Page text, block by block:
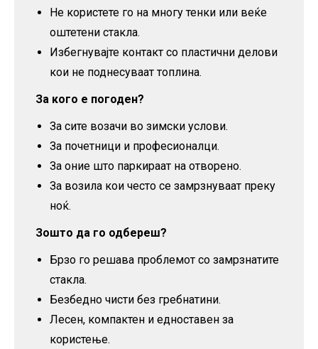
Не користете го на многу тенки или веќе
оштетени стакла.
Избегнувајте контакт со пластични делови
кои не поднесуваат топлина.
За кого е погоден?
За сите возачи во зимски услови.
За почетници и професионалци.
За оние што паркираат на отворено.
За возила кои често се замрзнуваат преку
ноќ.
Зошто да го одбереш?
Брзо го решава проблемот со замрзнатите
стакла.
Безбедно чисти без гребнатини.
Лесен, компактен и едноставен за
користење.